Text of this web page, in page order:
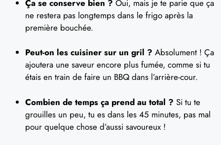
Ça se conserve bien ? Oui, mais je te parie que ça
ne restera pas longtemps dans le frigo après la
première bouchée.
Peut-on les cuisiner sur un gril ? Absolument ! Ça
ajoutera une saveur encore plus fumée, comme si tu
étais en train de faire un BBQ dans l’arrière-cour.
Combien de temps ça prend au total ? Si tu te
grouilles un peu, tu es dans les 45 minutes, pas mal
pour quelque chose d’aussi savoureux !